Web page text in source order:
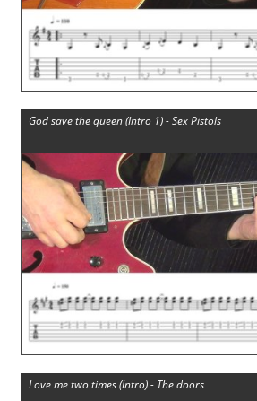
God save the queen (Intro 1) - Sex Pistols
Love me two times (Intro) - The doors